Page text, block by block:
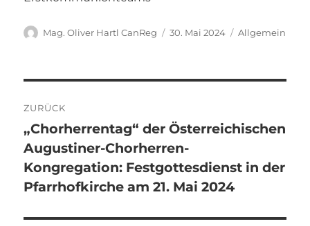
Autor
Mag. Oliver Hartl CanReg
Veröffentlicht
30. Mai 2024 Kategorien
Allgemein
ZURÜCK
Vorheriger
Beitrag:
„Chorherrentag“ der Österreichischen
Augustiner-Chorherren-
Kongregation: Festgottesdienst in der
Pfarrhofkirche am 21. Mai 2024